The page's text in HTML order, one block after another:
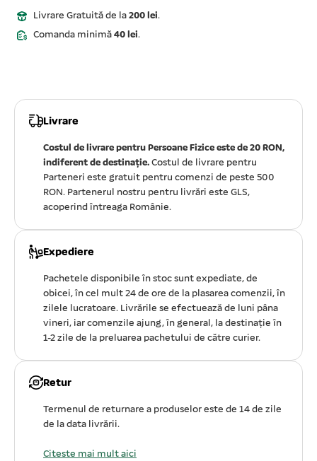
Livrare Gratuită de la 200 lei.
Comanda minimă 40 lei.
Livrare
Costul de livrare pentru Persoane Fizice este de 20 RON,
indiferent de destinație. Costul de livrare pentru
Parteneri este gratuit pentru comenzi de peste 500
RON. Partenerul nostru pentru livrări este GLS,
acoperind întreaga Românie.
Expediere
Pachetele disponibile în stoc sunt expediate, de
obicei, în cel mult 24 de ore de la plasarea comenzii, în
zilele lucratoare. Livrările se efectuează de luni pâna
vineri, iar comenzile ajung, în general, la destinație în
1-2 zile de la preluarea pachetului de către curier.
Retur
Termenul de returnare a produselor este de 14 de zile
de la data livrării.
Citeste mai mult aici